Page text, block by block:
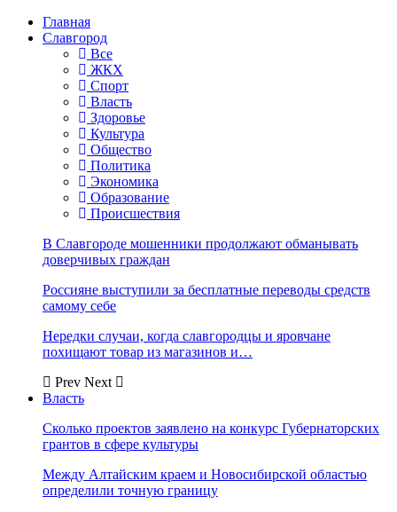
Главная
Славгород
Все
ЖКХ
Спорт
Власть
Здоровье
Культура
Общество
Политика
Экономика
Образование
Происшествия
В Славгороде мошенники продолжают обманывать
доверчивых граждан
Россияне выступили за бесплатные переводы средств
самому себе
Нередки случаи, когда славгородцы и яровчане
похищают товар из магазинов и…
Prev Next
Власть
Сколько проектов заявлено на конкурс Губернаторских
грантов в сфере культуры
Между Алтайским краем и Новосибирской областью
определили точную границу